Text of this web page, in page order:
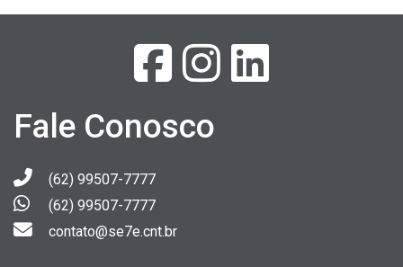
Fale Conosco
(62) 99507-7777
(62) 99507-7777
contato@se7e.cnt.br